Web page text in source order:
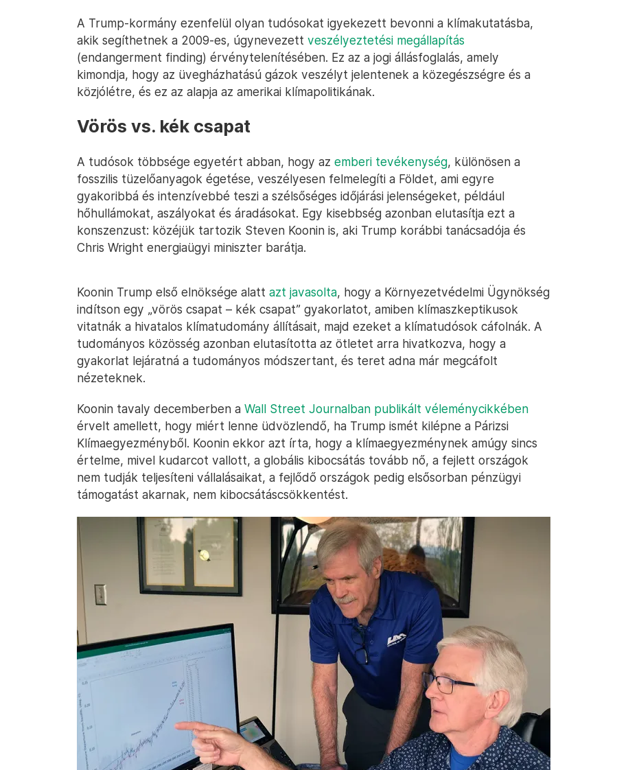
A Trump-kormány ezenfelül olyan tudósokat igyekezett bevonni a klímakutatásba,
akik segíthetnek a 2009-es, úgynevezett veszélyeztetési megállapítás
(endangerment finding) érvénytelenítésében. Ez az a jogi állásfoglalás, amely
kimondja, hogy az üvegházhatású gázok veszélyt jelentenek a közegészségre és a
közjólétre, és ez az alapja az amerikai klímapolitikának.
Vörös vs. kék csapat
A tudósok többsége egyetért abban, hogy az emberi tevékenység, különösen a
fosszilis tüzelőanyagok égetése, veszélyesen felmelegíti a Földet, ami egyre
gyakoribbá és intenzívebbé teszi a szélsőséges időjárási jelenségeket, például
hőhullámokat, aszályokat és áradásokat. Egy kisebbség azonban elutasítja ezt a
konszenzust: közéjük tartozik Steven Koonin is, aki Trump korábbi tanácsadója és
Chris Wright energiaügyi miniszter barátja.
Koonin Trump első elnöksége alatt azt javasolta, hogy a Környezetvédelmi Ügynökség
indítson egy „vörös csapat – kék csapat” gyakorlatot, amiben klímaszkeptikusok
vitatnák a hivatalos klímatudomány állításait, majd ezeket a klímatudósok cáfolnák. A
tudományos közösség azonban elutasította az ötletet arra hivatkozva, hogy a
gyakorlat lejáratná a tudományos módszertant, és teret adna már megcáfolt
nézeteknek.
Koonin tavaly decemberben a Wall Street Journalban publikált véleménycikkében
érvelt amellett, hogy miért lenne üdvözlendő, ha Trump ismét kilépne a Párizsi
Klímaegyezményből. Koonin ekkor azt írta, hogy a klímaegyezménynek amúgy sincs
értelme, mivel kudarcot vallott, a globális kibocsátás tovább nő, a fejlett országok
nem tudják teljesíteni vállalásaikat, a fejlődő országok pedig elsősorban pénzügyi
támogatást akarnak, nem kibocsátáscsökkentést.